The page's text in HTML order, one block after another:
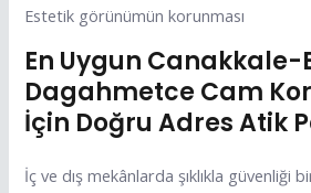
Estetik görünümün korunması
En Uygun
Dagahmetce Cam
İçin Doğru Adres Atik
İç ve dış mekânlarda şıklıkla güvenliği